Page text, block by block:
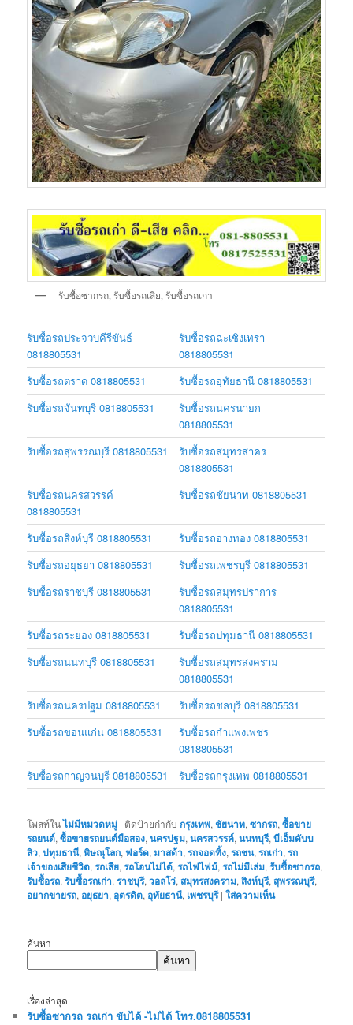
รับซื้อซากรถ, รับซื้อรถเสีย, รับซื้อรถเก่า
รับซื้อรถประจวบคีรีขันธ์
0818805531
รับซื้อรถฉะเชิงเทรา
0818805531
รับซื้อรถตราด 0818805531
รับซื้อรถอุทัยธานี 0818805531
รับซื้อรถจันทบุรี 0818805531
รับซื้อรถนครนายก
0818805531
รับซื้อรถสุพรรณบุรี 0818805531
รับซื้อรถสมุทรสาคร
0818805531
รับซื้อรถนครสวรรค์
0818805531
รับซื้อรถชัยนาท 0818805531
รับซื้อรถสิงห์บุรี 0818805531
รับซื้อรถอ่างทอง 0818805531
รับซื้อรถอยุธยา 0818805531
รับซื้อรถเพชรบุรี 0818805531
รับซื้อรถราชบุรี 0818805531
รับซื้อรถสมุทรปราการ
0818805531
รับซื้อรถระยอง 0818805531
รับซื้อรถปทุมธานี 0818805531
รับซื้อรถนนทบุรี 0818805531
รับซื้อรถสมุทรสงคราม
0818805531
รับซื้อรถนครปฐม 0818805531
รับซื้อรถชลบุรี 0818805531
รับซื้อรถขอนแก่น 0818805531
รับซื้อรถกำแพงเพชร
0818805531
รับซื้อรถกาญจนบุรี 0818805531
รับซื้อรถกรุงเทพ 0818805531
โพสท์ในไม่มีหมวดหมู่ | ติดป้ายกำกับ กรุงเทพ,ชัยนาท,ซากรถ,ซื้อขาย
รถยนต์,ซื้อขายรถยนต์มือสอง,นครปฐม,นครสวรรค์,นนทบุรี,บีเอ็มดับบ
ลิว,ปทุมธานี,พิษณุโลก,ฟอร์ด,มาสด้า,รถจอดทิ้ง,รถชน,รถเก่า,รถ
เจ้าของเสียชีวิต,รถเสีย,รถโอนไม่ได้,รถไฟไฟม้,รถไม่มีเล่ม,รับซื้อซากรถ,
รับซื้อรถ,รับซื้อรถเก่า,ราชบุรี,วอลโว่, สมุทรสงคราม,สิงห์บุรี, สุพรรณบุรี,
อยากขายรถ, อยุธยา, อุตรดิต, อุทัยธานี, เพชรบุรี |ใส่ความเห็น
ค้นหา
ค้นหา
เรื่องล่าสุด
รับซื้อซากรถ รถเก่า ขับได้ -ไม่ได้ โทร.0818805531